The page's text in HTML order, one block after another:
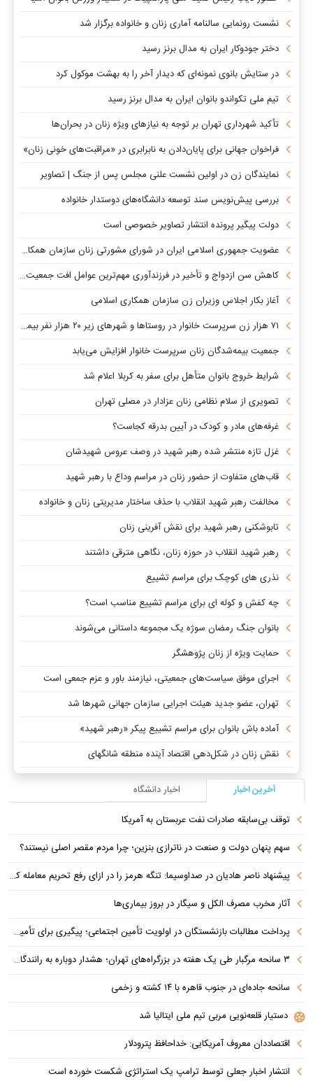
نشست رونمایی سالنامه آماری زنان و خانواده برگزار شد
دختر جودوکار ایران به مدال برنز رسید
در ستایش بانوی نمونه‌ای که دیدار آخر را به بهشت موکول کرد
تیم ملی تکواندو بانوان ایران به مدال برنز رسید
تأکید شهرداری تهران بر توجه به نیازهای ویژه زنان در بحران‌ها
فراخوان جهانی برای پایان‌دادن به نابرابری در «مراقبت‌های خونی زنان»
نمایندگان زن در اولین نشست علنی مجلس پس از جنگ | تصاویر
بررسی پیش‌نویس سند توسعه دانشگاه‌های دوستدار خانواده
دولت پیگیر پرونده انتشار تصاویر خصوصی است
عضویت جمهوری اسلامی ایران در شورای مشورتی زنان سازمان همکاری‌های اسلامی
کاهش سن ازدواج و تأخیر در فرزندآوری مهم‌ترین عوامل افت جمعیت کشور است
آغاز بکار اجلاس وزیران زن سازمان همکاری اسلامی
۷۱ هزار زن سرپرست خانوار در روستاها و شهرهای زیر ۲۰ هزار نفر بیمه می‌شوند
جمعیت بیمه‌شدگان زنان سرپرست خانوار افزایش می‌یابد
شرایط خروج بانوان متأهل برای سفر به کربلا اعلام شد
تصویری از سلام نظامی زنان عزادار در مصلی تهران
غرفه‌های مادر و کودک در آیین بدرقه کجاست؟
غزل تازه منتشر شده رهبر شهید در وصف عروس شهیدشان
قاب‌های متفاوت از حضور زنان در مراسم وداع با رهبر شهید
مخالفت رهبر شهید انقلاب با حذف ساختار مدیریتی زنان و خانواده
تابوشکنی رهبر شهید برای نقش آفرینی زنان
رهبر شهید انقلاب در حوزه زنان، نگاهی مترقی داشتند
نذری های کوچک برای مراسم تشییع
چه کفش و کوله ای برای مراسم تشییع مناسب است؟
بانوان جنگ رمضان سوژه یک مجموعه داستانی می‌شوند
حمایت ویژه از زنان پژوهشگر
اجرای موفق سیاست‌های جمعیتی، نیازمند باور و عزم جمعی است
تهران، عضو جدید هیئت اجرایی سازمان جهانی شهرها شد
آماده باش بانوان برای مراسم تشییع پیکر «رهبر شهید»
نقش زنان در شکل‌دهی اقتصاد آینده منطقه شانگهای
آخرین اخبار
اخبار دانشگاه
توقف بی‌سابقه صادرات نفت عربستان به آمریکا
سهم پنهان دولت و صنعت در ناترازی بنزین؛ چرا مردم مقصر اصلی نیستند؟
پیشنهاد ناصر هادیان در صداوسیما: تنگه هرمز را در ازای رفع تحریم معامله کنیم
آثار مخرب مصرف الکل و سیگار در بروز بیماری‌ها
پرداخت مطالبات بازنشستگان در اولویت تأمین اجتماعی؛ پیگیری برای تأمین منابع ادامه دارد
۳ سانحه مرگبار طی یک هفته در بزرگراه‌های تهران؛ هشدار دوباره به رانندگان و عابران
سانحه جاده‌ای در جنوب قاهره با ۱۴ کشته و زخمی
دستیار قلعه‌نویی مربی تیم ملی ایتالیا شد
اقتصاددان معروف آمریکایی: خداحافظ پترودلار
انتشار اخبار جعلی توسط ترامپ یک استراتژی شکست خورده است